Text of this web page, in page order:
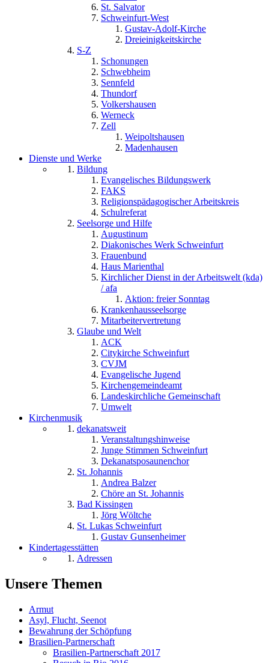
St. Salvator
Schweinfurt-West
Gustav-Adolf-Kirche
Dreieinigkeitskirche
S-Z
Schonungen
Schwebheim
Sennfeld
Thundorf
Volkershausen
Werneck
Zell
Weipoltshausen
Madenhausen
Dienste und Werke
Bildung
Evangelisches Bildungswerk
FAKS
Religionspädagogischer Arbeitskreis
Schulreferat
Seelsorge und Hilfe
Augustinum
Diakonisches Werk Schweinfurt
Frauenbund
Haus Marienthal
Kirchlicher Dienst in der Arbeitswelt (kda)
/ afa
Aktion: freier Sonntag
Krankenhausseelsorge
Mitarbeitervertretung
Glaube und Welt
ACK
Citykirche Schweinfurt
CVJM
Evangelische Jugend
Kirchengemeindeamt
Landeskirchliche Gemeinschaft
Umwelt
Kirchenmusik
dekanatsweit
Veranstaltungshinweise
Junge Stimmen Schweinfurt
Dekanatsposaunenchor
St. Johannis
Andrea Balzer
Chöre an St. Johannis
Bad Kissingen
Jörg Wöltche
St. Lukas Schweinfurt
Gustav Gunsenheimer
Kindertagesstätten
Adressen
Unsere Themen
Armut
Asyl, Flucht, Seenot
Bewahrung der Schöpfung
Brasilien-Partnerschaft
Brasilien-Partnerschaft 2017